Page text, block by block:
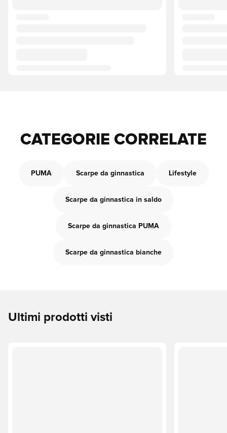
CATEGORIE CORRELATE
PUMA Scarpe da ginnastica Lifestyle
Scarpe da ginnastica in saldo
Scarpe da ginnastica PUMA
Scarpe da ginnastica bianche
Ultimi prodotti visti